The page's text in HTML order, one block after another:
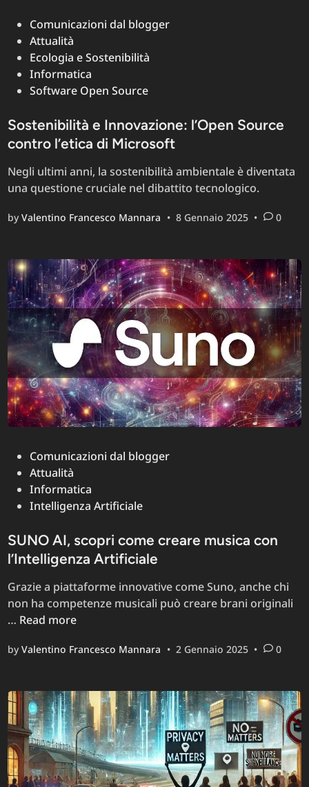
PostedComunicazioni dal blogger
Attualità
Ecologia e Sostenibilità
Informatica
Software Open Source
Sostenibilità e Innovazione: l’Open Source
contro l’etica di Microsoft
Negli ultimi anni, la sostenibilità ambientale è diventata
una questione cruciale nel dibattito tecnologico.
byValentino Francesco Mannara • 8 Gennaio 2025 • 0
PostedComunicazioni dal blogger
Attualità
Informatica
Intelligenza Artificiale
SUNO AI, scopri come creare musica con
l’Intelligenza Artificiale
Grazie a piattaforme innovative come Suno, anche chi
non ha competenze musicali può creare brani originali
… SUNO
scopri
musica
con
l’Intelligenza
Artificiale
Read more
byValentino Francesco Mannara • 2 Gennaio 2025 • 0